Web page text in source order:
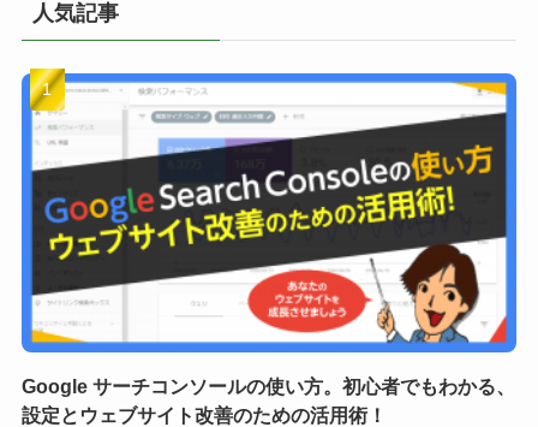
人気記事
Google サーチコンソールの使い方。初心者でもわかる、
設定とウェブサイト改善のための活用術！